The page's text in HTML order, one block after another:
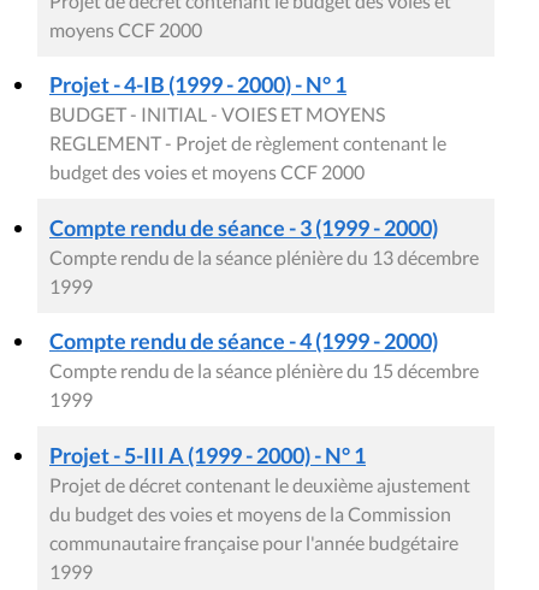
moyens CCF 2000
Projet - 4-IB (1999 - 2000) - N° 1
BUDGET - INITIAL - VOIES ET MOYENS
REGLEMENT - Projet de règlement contenant le
budget des voies et moyens CCF 2000
Compte rendu de séance - 3 (1999 - 2000)
Compte rendu de la séance plénière du 13 décembre
1999
Compte rendu de séance - 4 (1999 - 2000)
Compte rendu de la séance plénière du 15 décembre
1999
Projet - 5-III A (1999 - 2000) - N° 1
Projet de décret contenant le deuxième ajustement
du budget des voies et moyens de la Commission
communautaire française pour l'année budgétaire
1999